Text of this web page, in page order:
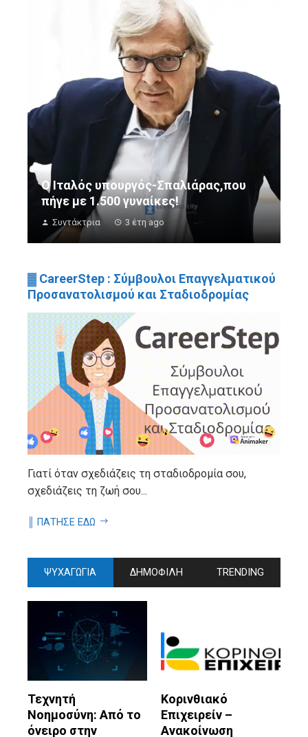
Ο Ιταλός υπουργός-Σπαλιάρας,που
πήγε με 1.500 γυναίκες!
Συντάκτρια 3 έτη ago
▓ CareerStep : Σύμβουλοι Επαγγελματικού
Προσανατολισμού και Σταδιοδρομίας
Γιατί όταν σχεδιάζεις τη σταδιοδρομία σου,
σχεδιάζεις τη ζωή σου...
║ ΠΑΤΗΣΕ ΕΔΩ
ΨΥΧΑΓΩΓΙΑ ΔΗΜΟΦΙΛΗ TRENDING
Τεχνητή
Νοημοσύνη: Από το
όνειρο στην
Κορινθιακό
Επιχειρείν –
Ανακοίνωση